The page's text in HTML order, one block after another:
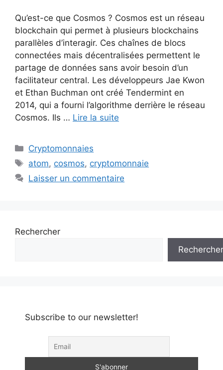
Qu’est-ce que Cosmos ? Cosmos est un réseau
blockchain qui permet à plusieurs blockchains
parallèles d’interagir. Ces chaînes de blocs
connectées mais décentralisées permettent le
partage de données sans avoir besoin d’un
facilitateur central. Les développeurs Jae Kwon
et Ethan Buchman ont créé Tendermint en
2014, qui a fourni l’algorithme derrière le réseau
Cosmos. Ils … Lire la suite
Catégories
Cryptomonnaies
Étiquettes
atom, cosmos, cryptomonnaie
Laisser un commentaire
Rechercher
Rechercher
Subscribe to our newsletter!